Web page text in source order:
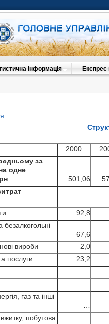
інформація Експрес
2000
за
одне
501,06
92,8
безалкогольні
67,6
вироби
2,0
послуги
23,2
газ та інші
побутова